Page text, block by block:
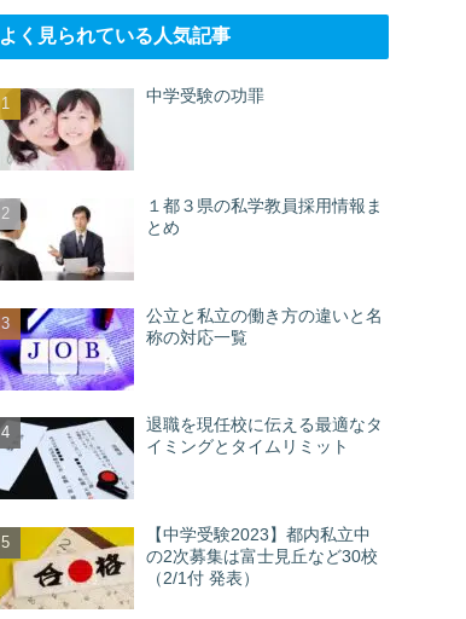
よく見られている人気記事
中学受験の功罪
１都３県の私学教員採用情報ま
とめ
公立と私立の働き方の違いと名
称の対応一覧
退職を現任校に伝える最適なタ
イミングとタイムリミット
【中学受験2023】都内私立中
の2次募集は富士見丘など30校
（2/1付 発表）